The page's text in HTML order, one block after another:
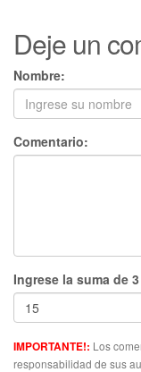
Deje un
Nombre:
Comentario:
Ingrese la suma de
IMPORTANTE!: Los
responsabilidad de sus